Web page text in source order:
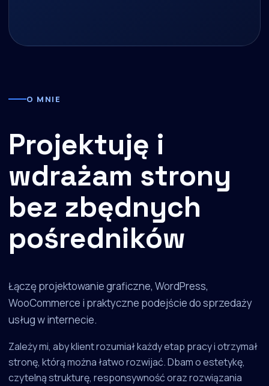
O MNIE
Projektuję i
wdrażam strony
bez zbędnych
pośredników
Łączę projektowanie graficzne, WordPress,
WooCommerce i praktyczne podejście do sprzedaży
usług w internecie.
Zależy mi, aby klient rozumiał każdy etap pracy i otrzymał
stronę, którą można łatwo rozwijać. Dbam o estetykę,
czytelną strukturę, responsywność oraz rozwiązania